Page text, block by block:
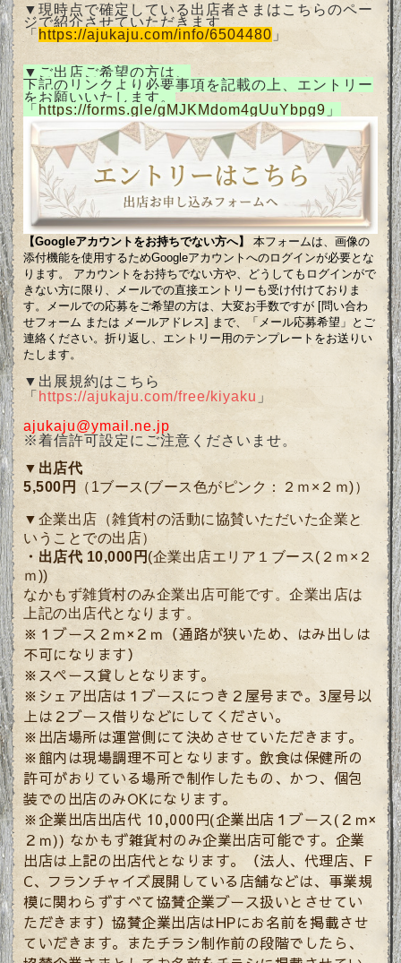
▼現時点で確定している出店者さまはこちらのペー
ジで紹介させていただきます
「 https://ajukaju.com/info/6504480 」
▼ご出店ご希望の方は、
下記のリンクより必要事項を記載の上、エントリー
をお願いいたします。
「 https://forms.gle/gMJKMdom4gUuYbpg9 」
【Googleアカウントをお持ちでない方へ】
本フォームは、画像の
添付機能を使用するためGoogleアカウントへのログインが必要とな
ります。 アカウントをお持ちでない方や、どうしてもログインがで
きない方に限り、メールでの直接エントリーも受け付けておりま
す。メールでの応募をご希望の方は、大変お手数ですが [問い合わ
せフォーム または メールアドレス] まで、「メール応募希望」とご
連絡ください。折り返し、エントリー用のテンプレートをお送りい
たします。
▼出展規約はこちら
「 https://ajukaju.com/free/kiyaku 」
ajukaju@ymail.ne.jp
※着信許可設定にご注意くださいませ。
▼ 出店代
5,500円
（1ブース(ブース色がピンク：２ｍ×２ｍ)）
▼企業出店（雑貨村の活動に協賛いただいた企業と
いうことでの出店）
・出店代 10,000円 (企業出店エリア１ブース(２ｍ×２
ｍ))
なかもず雑貨村のみ企業出店可能です。企業出店は
上記の出店代となります。
※１ブース２ｍ×２ｍ（通路が狭いため、はみ出しは
不可になります）
※スペース貸しとなります。
※シェア出店は１ブースにつき２屋号まで。3屋号以
上は２ブース借りなどにしてください。
※出店場所は運営側にて決めさせていただきます。
※館内は現場調理不可となります。飲食は保健所の
許可がおりている場所で制作したもの、かつ、個包
装での出店のみOKになります。
※企業出店出店代 10,000円(企業出店１ブース(２ｍ×
２ｍ)) なかもず雑貨村のみ企業出店可能です。企業
出店は上記の出店代となります。（法人、代理店、F
C、フランチャイズ展開している店舗などは、事業規
模に関わらずすべて協賛企業ブース扱いとさせてい
ただきます）協賛企業出店はHPにお名前を掲載させ
ていだきます。またチラシ制作前の段階でしたら、